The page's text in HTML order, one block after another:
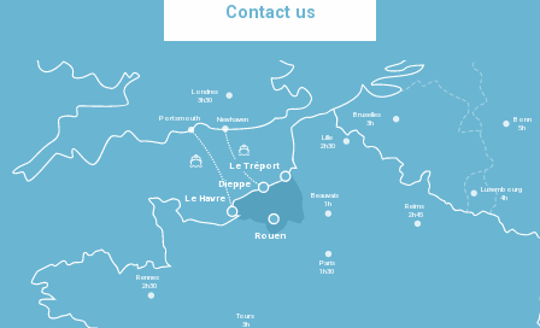
Contact us
Le Havre
Dieppe
Le Tréport
Rennes
2h30
Tours
3h
Paris
1h30
Beauvais
1h
Reims
2h45
Lille
2h30
Bruxelles
3h
Londres
3h30
Newhaven
Portsmouth
Bonn
5h
Luxembourg
4h
Rouen